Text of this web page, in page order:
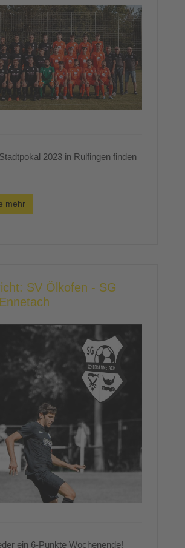
2023 in Rulfingen finden
mehr
SV Ölkofen - SG
ein 6-Punkte Wochenende!